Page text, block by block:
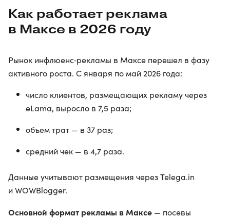
Как работает реклама
в Максе в 2026 году
Рынок инфлюенс‑рекламы в Максе перешел в фазу
активного роста. С января по май 2026 года:
число клиентов, размещающих рекламу через
eLama, выросло в 7,5 раза;
объем трат — в 37 раз;
средний чек — в 4,7 раза.
Данные учитывают размещения через Telega.in
и WOWBlogger.
Основной формат рекламы в Максе — посевы